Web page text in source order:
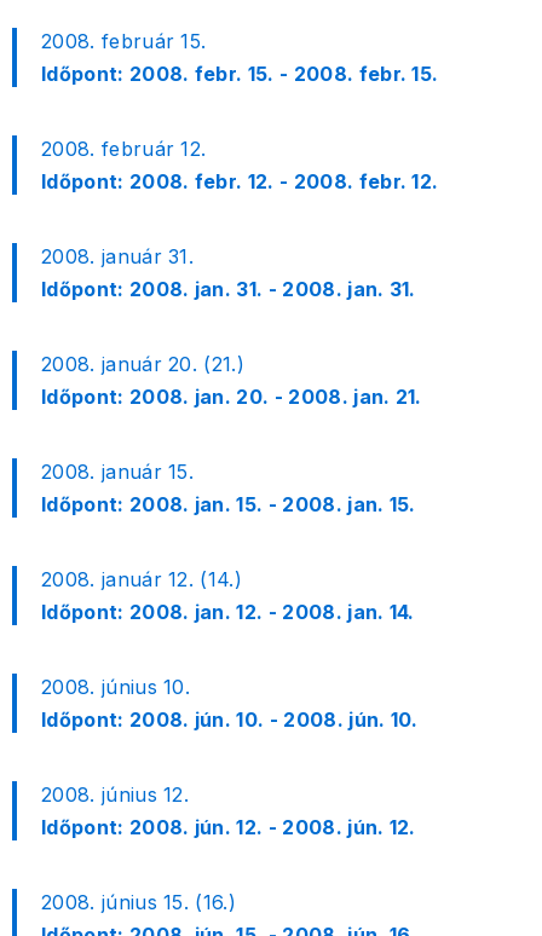
2008. február 15.
Időpont: 2008. febr. 15. - 2008. febr. 15.
2008. február 12.
Időpont: 2008. febr. 12. - 2008. febr. 12.
2008. január 31.
Időpont: 2008. jan. 31. - 2008. jan. 31.
2008. január 20. (21.)
Időpont: 2008. jan. 20. - 2008. jan. 21.
2008. január 15.
Időpont: 2008. jan. 15. - 2008. jan. 15.
2008. január 12. (14.)
Időpont: 2008. jan. 12. - 2008. jan. 14.
2008. június 10.
Időpont: 2008. jún. 10. - 2008. jún. 10.
2008. június 12.
Időpont: 2008. jún. 12. - 2008. jún. 12.
2008. június 15. (16.)